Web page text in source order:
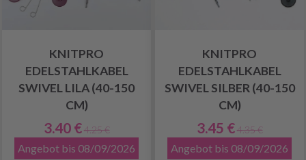
KNITPRO
EDELSTAHLKABEL
SWIVEL LILA (40-150
CM)
3.40 € 4.25 €
Angebot bis 08/09/2026
KNITPRO
EDELSTAHLKABEL
SWIVEL SILBER (40-150
CM)
3.45 € 4.35 €
Angebot bis 08/09/2026